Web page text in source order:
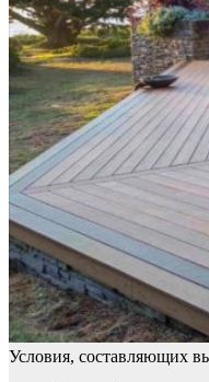
Условия, составляющих